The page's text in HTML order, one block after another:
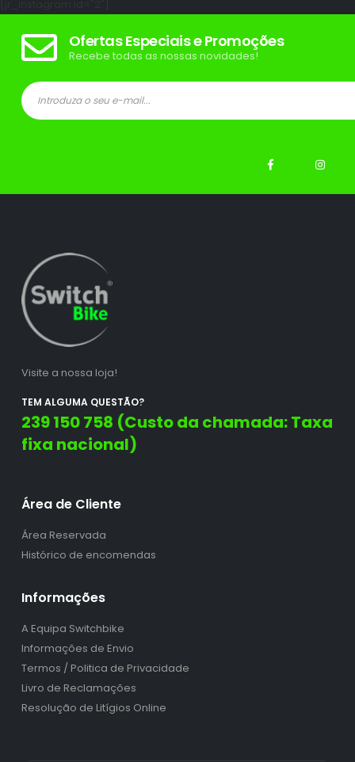
Ofertas Especiais e Promoções
Recebe todas as nossas novidades!
Visite a nossa loja!
TEM ALGUMA QUESTÃO?
239 150 758 (Custo da chamada: Taxa
fixa nacional)
Área de Cliente
Área Reservada
Histórico de encomendas
Informações
A Equipa Switchbike
Informações de Envio
Termos / Politica de Privacidade
Livro de Reclamações
Resolução de Litígios Online